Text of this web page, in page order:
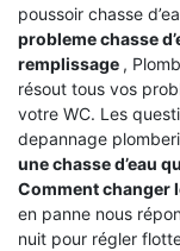
poussoir chasse
probleme chasse
remplissage ,
résout tous vos
votre WC. Les
depannage
une chasse d’eau
Comment changer
en panne nous
nuit pour régler